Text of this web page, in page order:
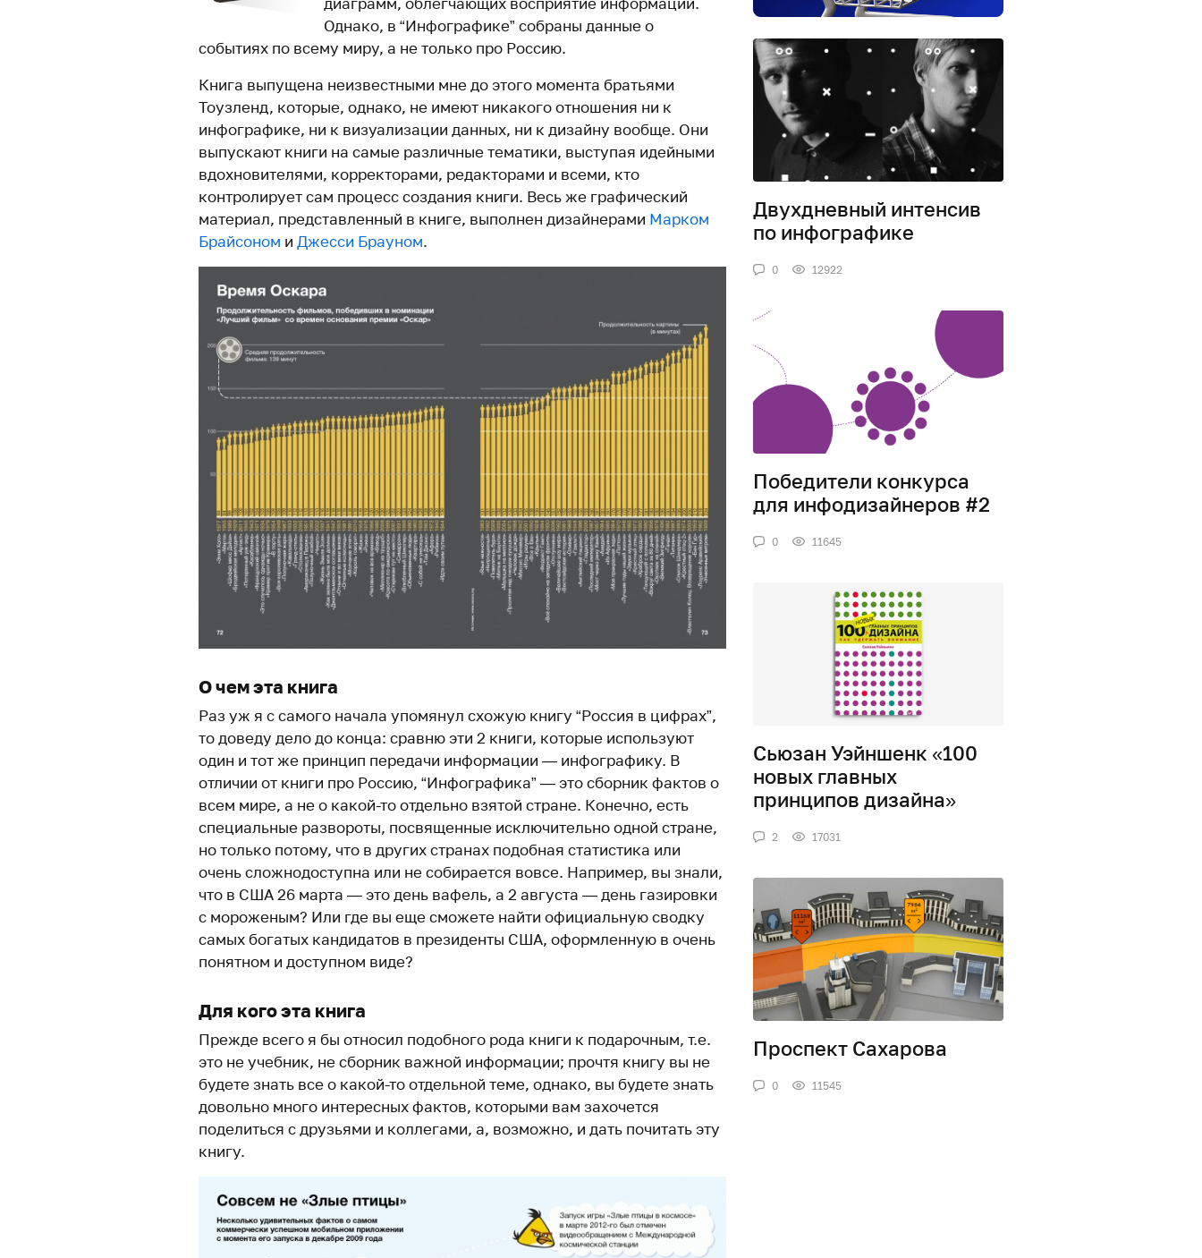
Однако, в “Инфографике” собраны данные о
событиях по всему миру, а не только про Россию.
Книга выпущена неизвестными мне до этого момента братьями
Тоузленд, которые, однако, не имеют никакого отношения ни к
инфографике, ни к визуализации данных, ни к дизайну вообще. Они
выпускают книги на самые различные тематики, выступая идейными
вдохновителями, корректорами, редакторами и всеми, кто
контролирует сам процесс создания книги. Весь же графический
материал, представленный в книге, выполнен дизайнерами Марком
Брайсоном и Джесси Брауном.
О чем эта книга
Раз уж я с самого начала упомянул схожую книгу “Россия в цифрах”,
то доведу дело до конца: сравню эти 2 книги, которые используют
один и тот же принцип передачи информации — инфографику. В
отличии от книги про Россию, “Инфографика” — это сборник фактов о
всем мире, а не о какой-то отдельно взятой стране. Конечно, есть
специальные развороты, посвященные исключительно одной стране,
но только потому, что в других странах подобная статистика или
очень сложнодоступна или не собирается вовсе. Например, вы знали,
что в США 26 марта — это день вафель, а 2 августа — день газировки
с мороженым? Или где вы еще сможете найти официальную сводку
самых богатых кандидатов в президенты США, оформленную в очень
понятном и доступном виде?
Для кого эта книга
Прежде всего я бы относил подобного рода книги к подарочным, т.е.
это не учебник, не сборник важной информации; прочтя книгу вы не
будете знать все о какой-то отдельной теме, однако, вы будете знать
довольно много интересных фактов, которыми вам захочется
поделиться с друзьями и коллегами, а, возможно, и дать почитать эту
книгу.
Двухдневный интенсив
по инфографике
0 12922
Победители конкурса
для инфодизайнеров #2
0 11645
Сьюзан Уэйншенк «100
новых главных
принципов дизайна»
2 17031
Проспект Сахарова
0 11545